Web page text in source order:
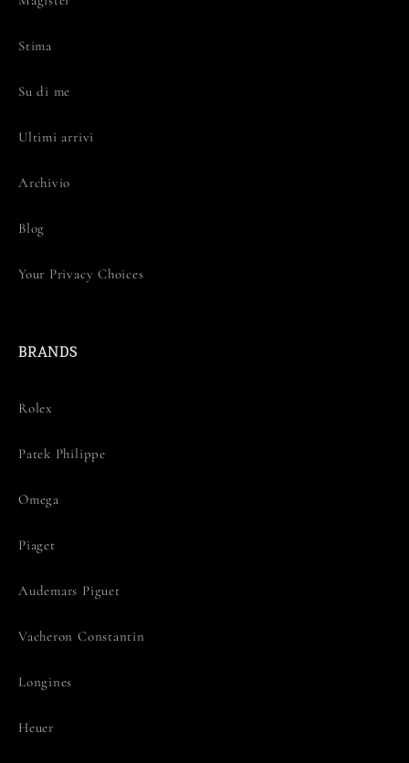
Stima
Su di me
Ultimi arrivi
Archivio
Blog
Your Privacy Choices
BRANDS
Rolex
Patek Philippe
Omega
Piaget
Audemars Piguet
Vacheron Constantin
Longines
Heuer